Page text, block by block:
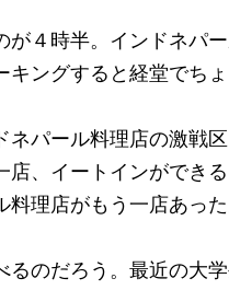
が４時半。インドネパ
ングすると経堂でち
ネパール料理店の激戦
店、イートインができ
料理店がもう一店あった
るのだろう。最近の大